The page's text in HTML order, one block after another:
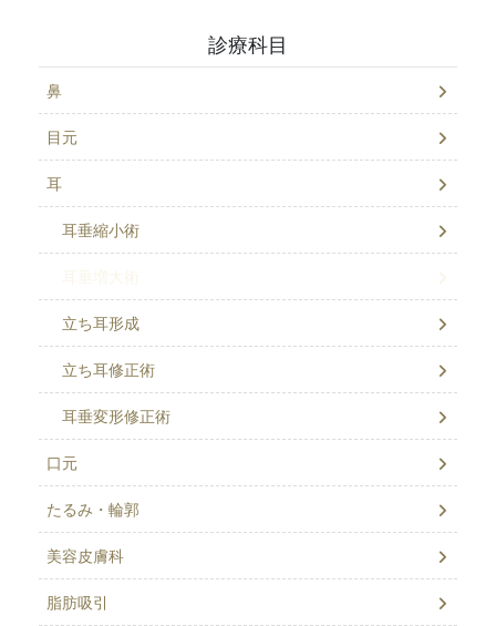
診療科目
鼻
目元
耳
耳垂縮小術
耳垂増大術
立ち耳形成
立ち耳修正術
耳垂変形修正術
口元
たるみ・輪郭
美容皮膚科
脂肪吸引